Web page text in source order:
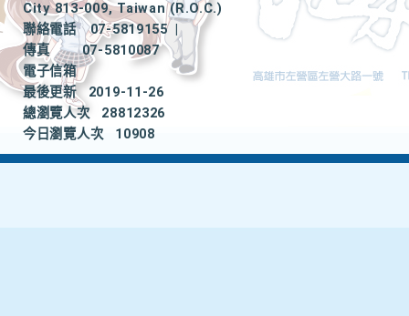
City 813-009, Taiwan (R.O.C.)
聯絡電話
07-5819155
|
傳真
07-5810087
電子信箱
最後更新
2019-11-26
總瀏覽人次
28812326
今日瀏覽人次
10908